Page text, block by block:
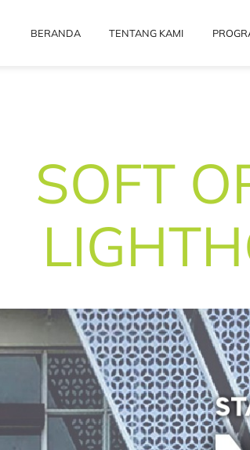
BERANDA TENTANG KAMI
SOFT